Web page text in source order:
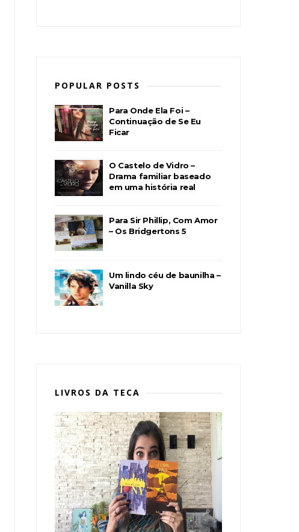
POPULAR POSTS
Para Onde Ela Foi –
Continuação de Se Eu
Ficar
O Castelo de Vidro –
Drama familiar baseado
em uma história real
Para Sir Phillip, Com Amor
– Os Bridgertons 5
Um lindo céu de baunilha –
Vanilla Sky
LIVROS DA TECA